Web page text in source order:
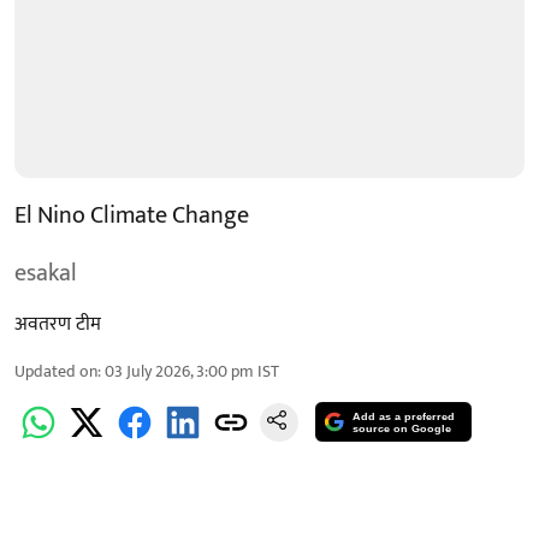
El Nino Climate Change
esakal
अवतरण टीम
Updated on:03 July 2026, 3:00 pm IST
Add as a preferred
source on Google